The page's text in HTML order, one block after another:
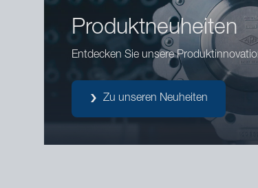
Produktneuheiten
Entdecken Sie unsere
Zu unseren Neuheiten